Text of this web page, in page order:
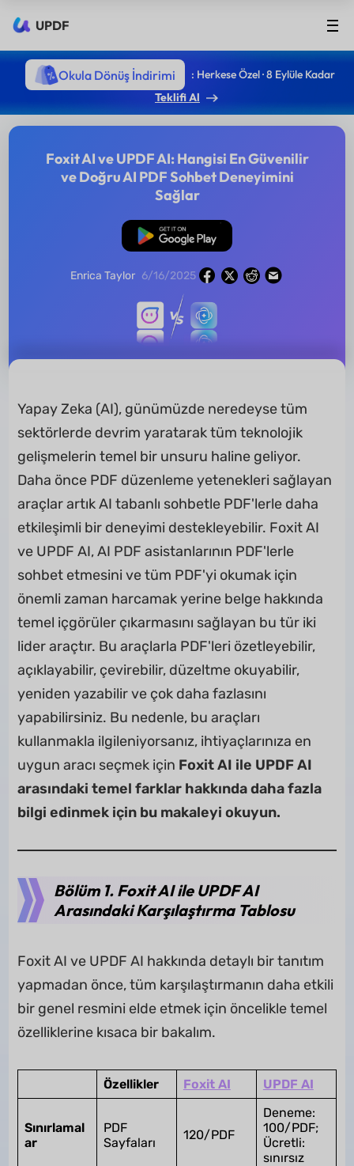
UPDF
Okula Dönüş İndirimi
: Herkese Özel · 8 Eylüle Kadar
Teklifi Al
Foxit AI ve UPDF AI: Hangisi En Güvenilir
ve Doğru AI PDF Sohbet Deneyimini
Sağlar
Ücretsiz İndirme
Enrica Taylor 6/16/2025
Yapay Zeka (AI), günümüzde neredeyse tüm
sektörlerde devrim yaratarak tüm teknolojik
gelişmelerin temel bir unsuru haline geliyor.
Daha önce PDF düzenleme yetenekleri sağlayan
araçlar artık AI tabanlı sohbetle PDF'lerle daha
etkileşimli bir deneyimi destekleyebilir. Foxit AI
ve UPDF AI, AI PDF asistanlarının PDF'lerle
sohbet etmesini ve tüm PDF'yi okumak için
önemli zaman harcamak yerine belge hakkında
temel içgörüler çıkarmasını sağlayan bu tür iki
lider araçtır. Bu araçlarla PDF'leri özetleyebilir,
açıklayabilir, çevirebilir, düzeltme okuyabilir,
yeniden yazabilir ve çok daha fazlasını
yapabilirsiniz. Bu nedenle, bu araçları
kullanmakla ilgileniyorsanız, ihtiyaçlarınıza en
uygun aracı seçmek için Foxit AI ile UPDF AI
arasındaki temel farklar hakkında daha fazla
bilgi edinmek için bu makaleyi okuyun.
Bölüm 1. Foxit AI ile UPDF AI
Arasındaki Karşılaştırma Tablosu
Foxit AI ve UPDF AI hakkında detaylı bir tanıtım
yapmadan önce, tüm karşılaştırmanın daha etkili
bir genel resmini elde etmek için öncelikle temel
özelliklerine kısaca bir bakalım.
Özellikler Foxit AI UPDF AI
Sınırlamal
ar
PDF
Sayfaları
120/PDF
Deneme:
100/PDF;
Ücretli:
sınırsız